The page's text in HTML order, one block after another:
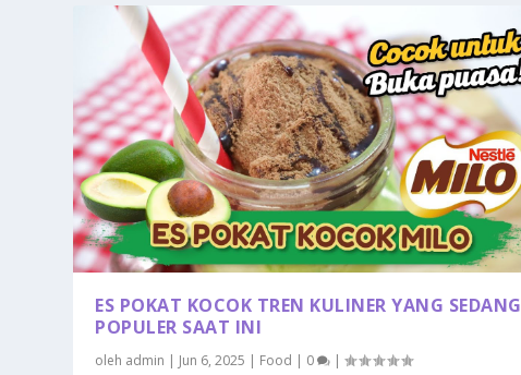
ES POKAT KOCOK TREN KULINER YANG SEDANG
POPULER SAAT INI
oleh admin | Jun 6, 2025 | Food | 0 |